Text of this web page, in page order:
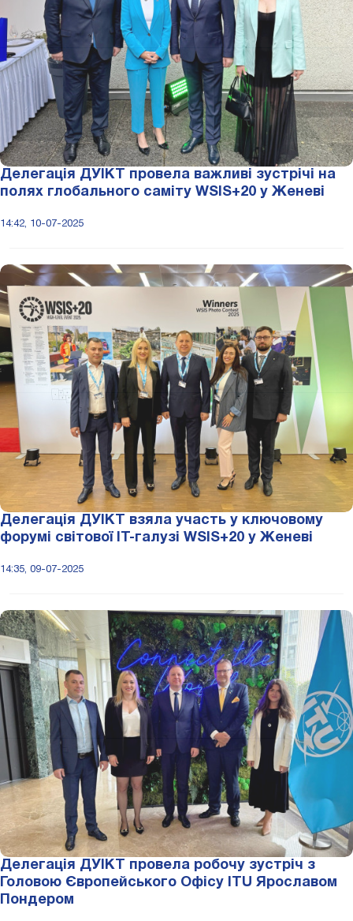
Делегація ДУІКТ провела важливі зустрічі на
полях глобального саміту WSIS+20 у Женеві
14:42, 10-07-2025
Делегація ДУІКТ взяла участь у ключовому
форумі світової ІТ-галузі WSIS+20 у Женеві
14:35, 09-07-2025
Делегація ДУІКТ провела робочу зустріч з
Головою Європейського Офісу ITU Ярославом
Пондером